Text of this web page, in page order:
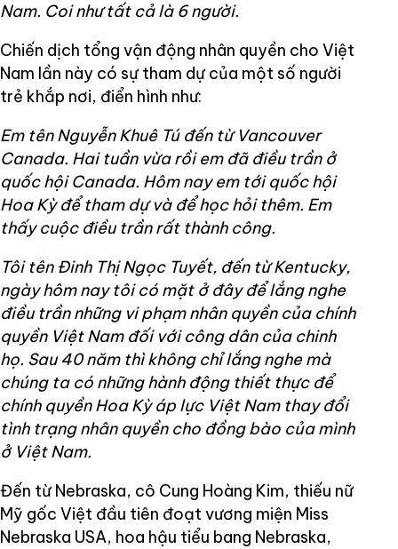
Nam. Coi như tất cả là 6 người.
Chiến dịch tổng vận động nhân quyền cho Việt
Nam lần này có sự tham dự của một số người
trẻ khắp nơi, điển hình như:
Em tên Nguyễn Khuê Tú đến từ Vancouver
Canada. Hai tuần vừa rồi em đã điều trần ở
quốc hội Canada. Hôm nay em tới quốc hội
Hoa Kỳ để tham dự và để học hỏi thêm. Em
thấy cuộc điều trần rất thành công.
Tôi tên Đinh Thị Ngọc Tuyết, đến từ Kentucky,
ngày hôm nay tôi có mặt ở đây để lắng nghe
điều trần những vi phạm nhân quyền của chính
quyền Việt Nam đối với công dân của chinh
họ. Sau 40 năm thì không chỉ lắng nghe mà
chúng ta có những hành động thiết thực để
chính quyền Hoa Kỳ áp lực Việt Nam thay đổi
tình trạng nhân quyền cho đồng bào của mình
ở Việt Nam.
Đến từ Nebraska, cô Cung Hoàng Kim, thiếu nữ
Mỹ gốc Việt đầu tiên đoạt vương miện Miss
Nebraska USA, hoa hậu tiểu bang Nebraska,